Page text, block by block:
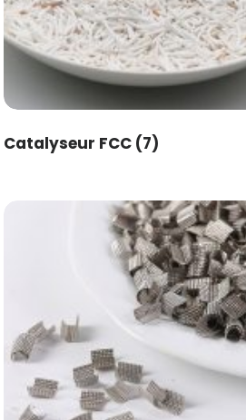
Catalyseur FCC (7)